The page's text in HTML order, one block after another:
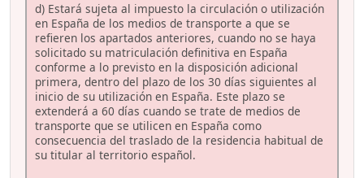
d) Estará sujeta al impuesto la circulación o utilización
en España de los medios de transporte a que se
refieren los apartados anteriores, cuando no se haya
solicitado su matriculación definitiva en España
conforme a lo previsto en la disposición adicional
primera, dentro del plazo de los 30 días siguientes al
inicio de su utilización en España. Este plazo se
extenderá a 60 días cuando se trate de medios de
transporte que se utilicen en España como
consecuencia del traslado de la residencia habitual de
su titular al territorio español.